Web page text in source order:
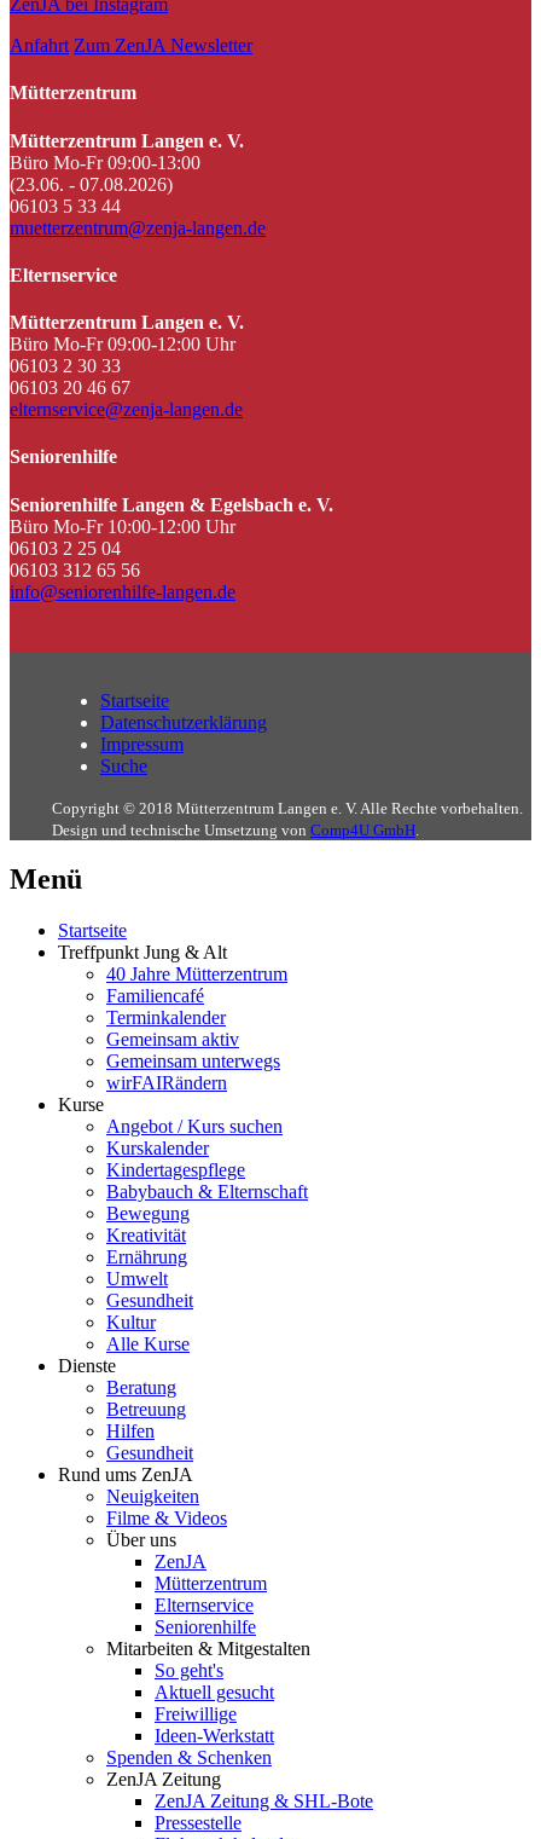
ZenJA bei Instagram
Anfahrt Zum ZenJA Newsletter
Mütterzentrum
Mütterzentrum Langen e. V.
Büro Mo-Fr 09:00-13:00
(23.06. - 07.08.2026)
06103 5 33 44
muetterzentrum@zenja-langen.de
Elternservice
Mütterzentrum Langen e. V.
Büro Mo-Fr 09:00-12:00 Uhr
06103 2 30 33
06103 20 46 67
elternservice@zenja-langen.de
Seniorenhilfe
Seniorenhilfe Langen & Egelsbach e. V.
Büro Mo-Fr 10:00-12:00 Uhr
06103 2 25 04
06103 312 65 56
info@seniorenhilfe-langen.de
Startseite
Datenschutzerklärung
Impressum
Suche
Copyright © 2018 Mütterzentrum Langen e. V. Alle Rechte vorbehalten.
Design und technische Umsetzung von Comp4U GmbH
Menü
Startseite
Treffpunkt Jung & Alt
40 Jahre Mütterzentrum
Familiencafé
Terminkalender
Gemeinsam aktiv
Gemeinsam unterwegs
wirFAIRändern
Kurse
Angebot / Kurs suchen
Kurskalender
Kindertagespflege
Babybauch & Elternschaft
Bewegung
Kreativität
Ernährung
Umwelt
Gesundheit
Kultur
Alle Kurse
Dienste
Beratung
Betreuung
Hilfen
Gesundheit
Rund ums ZenJA
Neuigkeiten
Filme & Videos
Über uns
ZenJA
Mütterzentrum
Elternservice
Seniorenhilfe
Mitarbeiten & Mitgestalten
So geht's
Aktuell gesucht
Freiwillige
Ideen-Werkstatt
Spenden & Schenken
ZenJA Zeitung
ZenJA Zeitung & SHL-Bote
Pressestelle